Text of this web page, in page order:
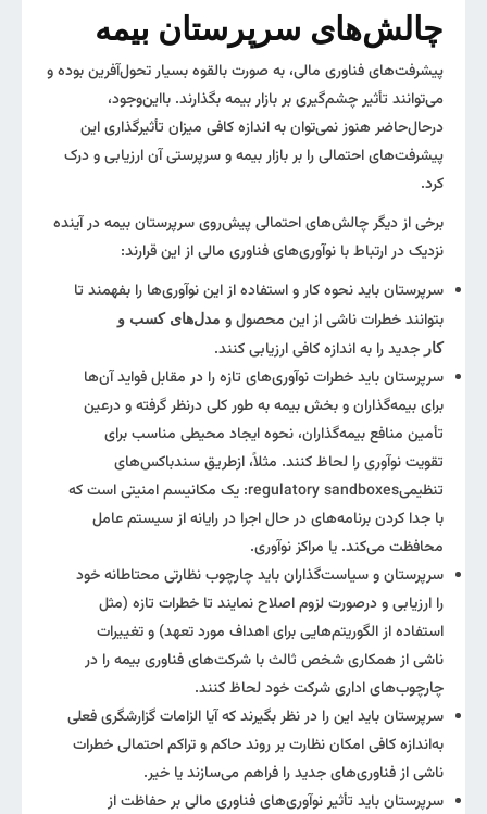
چالش‌های سرپرستان بیمه
پیشرفت‌های فناوری مالی، به صورت بالقوه بسیار تحول‌آفرین بوده و
می‌توانند تأثیر چشم‌گیری بر بازار بیمه بگذارند. بااین‌وجود،
درحال‌حاضر هنوز نمی‌توان به‌ اندازه کافی میزان تأثیرگذاری این
پیشرفت‌های احتمالی را بر بازار بیمه و سرپرستی آن ارزیابی و درک
کرد.
برخی از دیگر چالش‌های احتمالی پیش‌روی سرپرستان بیمه در آینده
نزدیک در ارتباط با نوآوری‌های فناوری مالی از این قرارند:
سرپرستان باید نحوه کار و استفاده از این نوآوری‌ها را بفهمند تا
بتوانند خطرات ناشی از این محصول و مدل‌های کسب و
کار جدید را به اندازه کافی ارزیابی کنند.
سرپرستان باید خطرات نوآوری‌های تازه را در مقابل فواید آن‌ها
برای بیمه‌گذاران و بخش بیمه به طور کلی درنظر گرفته و درعین
تأمین منافع بیمه‌گذاران، نحوه ایجاد محیطی مناسب برای
تقویت نوآوری را لحاظ کنند. مثلاً، ازطریق سندباکس‌های
تنظیمیregulatory sandboxes: یک مکانیسم امنیتی است که
با جدا کردن برنامه‌های در حال اجرا در رایانه از سیستم عامل
محافظت می‌کند. یا مراکز نوآوری.
سرپرستان و سیاست‌گذاران باید چارچوب نظارتی محتاطانه خود
را ارزیابی و درصورت لزوم اصلاح نمایند تا خطرات تازه (مثل
استفاده از الگوریتم‌هایی برای اهداف مورد تعهد) و تغییرات
ناشی از همکاری شخص ثالث با شرکت‌های فناوری بیمه را در
چارچوب‌های اداری شرکت خود لحاظ کنند.
سرپرستان باید این را در نظر بگیرند که آیا الزامات گزارشگری فعلی
به‌اندازه کافی امکان نظارت بر روند حاکم و تراکم احتمالی خطرات
ناشی از فناوری‌های جدید را فراهم می‌سازند یا خیر.
سرپرستان باید تأثیر نوآوری‌های فناوری مالی بر حفاظت از